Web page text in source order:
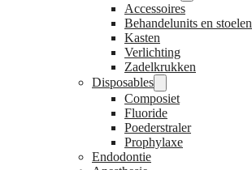
Accessoires
Behandelunits en stoelen
Kasten
Verlichting
Zadelkrukken
Disposables
Composiet
Fluoride
Poederstraler
Prophylaxe
Endodontie